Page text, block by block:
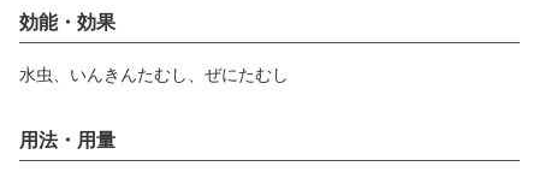
効能・効果
水虫、いんきんたむし、ぜにたむし
用法・用量